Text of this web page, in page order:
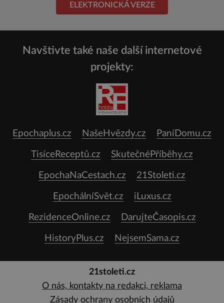
ELEKTRONICKÁ VERZE
Navštivte také naše další internetové
projekty:
Epochaplus.cz NašeHvězdy.cz PaníDomu.cz
TisíceReceptů.cz SkutečnéPříběhy.cz
EpochaNaCestach.cz 21Stoleti.cz
EpochálníSvět.cz iLuxus.cz
RezidenceOnline.cz DarujteČasopis.cz
HistoryPlus.cz NejsemSama.cz
21stoleti.cz
O nás, kontakty na redakci, reklama
Zásady ochrany osobních údajů